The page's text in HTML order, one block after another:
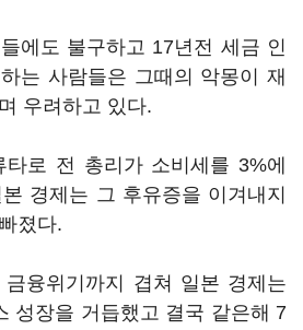
에도 불구하고 17년전 세금 인
는 사람들은 그때의 악몽이 재
우려하고 있다.
로 전 총리가 소비세를 3%에
경제는 그 후유증을 이겨내지
졌다.
융위기까지 겹쳐 일본 경제는
성장을 거듭했고 결국 같은해 7